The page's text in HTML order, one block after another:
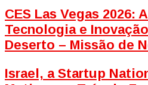
CES Las Vegas 2026:
Tecnologia e
Deserto – Missão de
Israel, a Startup